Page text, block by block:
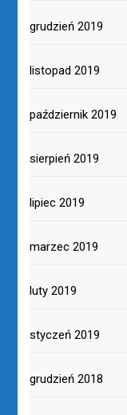
grudzień 2019
listopad 2019
październik 2019
sierpień 2019
lipiec 2019
marzec 2019
luty 2019
styczeń 2019
grudzień 2018